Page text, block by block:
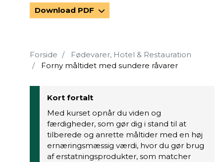
Download PDF
Forside
Fødevarer, Hotel & Restauration
Forny måltidet med sundere råvarer
Kort fortalt
Med kurset opnår du viden og
færdigheder, som gør dig i stand til at
tilberede og anrette måltider med en høj
ernæringsmæssig værdi, hvor du gør brug
af erstatningsprodukter, som matcher